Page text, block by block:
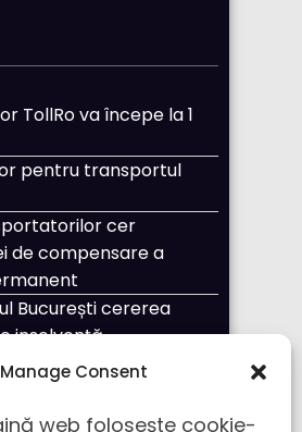
Manage Consent
web folosește cookie-
TollRo va începe la 1
pentru transportul
cer
de compensare a
București cererea
insolvență
parteneriatul